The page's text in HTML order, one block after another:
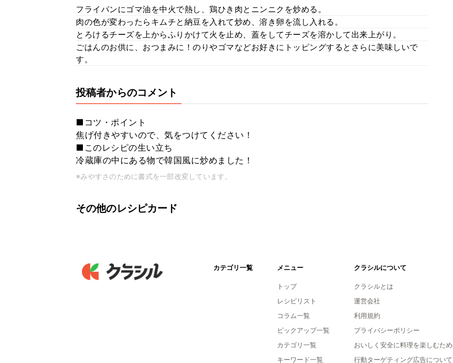
フライパンにゴマ油を中火で熱し、鶏ひき肉とニンニクを炒める。
肉の色が変わったらキムチと納豆を入れて炒め、溶き卵を流し入れる。
とろけるチーズを上からふりかけて火を止め、蓋をしてチーズを溶かして出来上がり。
ごはんのお供に、おつまみに！のりやゴマなどお好きにトッピングするとさらに美味しいで
す。
投稿者からのコメント
■コツ・ポイント
焦げ付きやすいので、気をつけてください！
■このレシピの生い立ち
冷蔵庫の中にある物で韓国風に炒めました！
※みやすさのために書式を一部改変しています。
その他のレシピカード
カテゴリ一覧 メニュー
トップ
レシピリスト
コラム一覧
ピックアップ一覧
カテゴリ一覧
キーワード一覧
クラシルについて
クラシルとは
運営会社
利用規約
プライバシーポリシー
おいしく安全に料理を楽しむため
行動ターゲティング広告について